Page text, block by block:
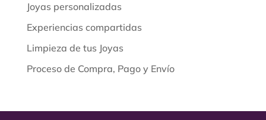
Joyas personalizadas
Experiencias compartidas
Limpieza de tus Joyas
Proceso de Compra, Pago y Envío